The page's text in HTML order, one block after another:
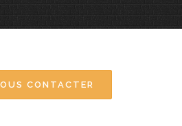
CONTACTER